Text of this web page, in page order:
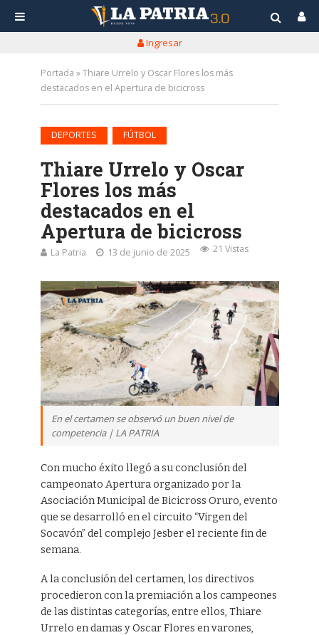
Ingresar
Portada »Thiare Urrelo y Oscar Flores los más
destacados en el Apertura de bicicross
DEPORTES FÚTBOL
Thiare Urrelo y Oscar
Flores los más
destacados en el
Apertura de bicicross
La Patria 13 de junio de 2025 21 Vistas
En el certamen se observó un buen nivel de
competencia | LA PATRIA
Con mucho éxito llegó a su conclusión del
campeonato Apertura organizado por la
Asociación Municipal de Bicicross Oruro, evento
que se desarrolló en el circuito “Virgen del
Socavón” del complejo Jesber el reciente fin de
semana.
A la conclusión del certamen, los directivos
procedieron con la premiación a los campeones
de las distintas categorías, entre ellos, Thiare
Urrelo en damas y Oscar Flores en varones,